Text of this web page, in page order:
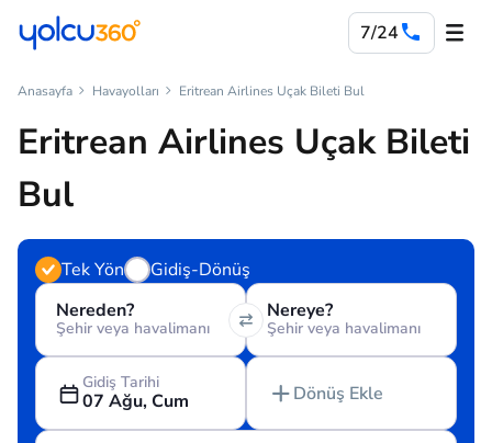
7/24
Anasayfa Havayolları Eritrean Airlines Uçak Bileti Bul
Eritrean Airlines Uçak Bileti
Bul
Tek Yön
Gidiş-Dönüş
Nereden?
Şehir veya havalimanı
Nereye?
Şehir veya havalimanı
Gidiş Tarihi
07 Ağu, Cum Dönüş Ekle